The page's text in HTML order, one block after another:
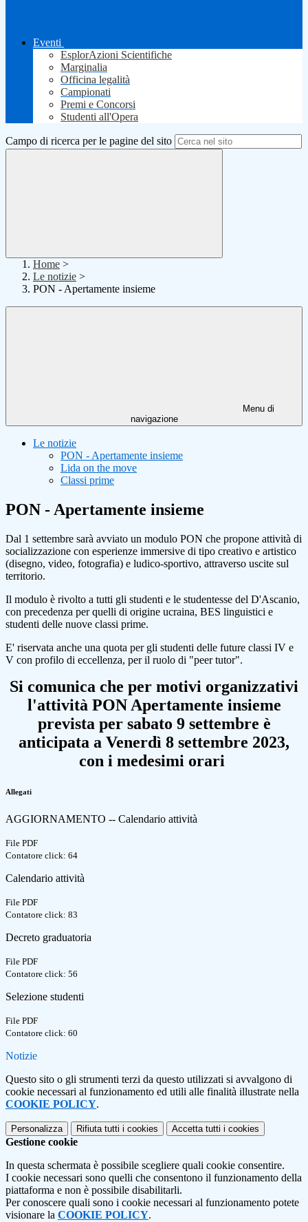
Eventi
EsplorAzioni Scientifiche
Marginalia
Officina legalità
Campionati
Premi e Concorsi
Studenti all'Opera
Campo di ricerca per le pagine del sito
Home >
Le notizie >
PON - Apertamente insieme
Menu di
navigazione
Le notizie
PON - Apertamente insieme
Lida on the move
Classi prime
PON - Apertamente insieme
Dal 1 settembre sarà avviato un modulo PON che propone attività di
socializzazione con esperienze immersive di tipo creativo e artistico
(disegno, video, fotografia) e ludico-sportivo, attraverso uscite sul
territorio.
Il modulo è rivolto a tutti gli studenti e le studentesse del D'Ascanio,
con precedenza per quelli di origine ucraina, BES linguistici e
studenti delle nuove classi prime.
E' riservata anche una quota per gli studenti delle future classi IV e
V con profilo di eccellenza, per il ruolo di "peer tutor".
Si comunica che per motivi organizzativi
l'attività PON Apertamente insieme
prevista per sabato 9 settembre è
anticipata a Venerdì 8 settembre 2023,
con i medesimi orari
Allegati
AGGIORNAMENTO -- Calendario attività
File PDF
Contatore click: 64
Calendario attività
File PDF
Contatore click: 83
Decreto graduatoria
File PDF
Contatore click: 56
Selezione studenti
File PDF
Contatore click: 60
Notizie
Questo sito o gli strumenti terzi da questo utilizzati si avvalgono di
cookie necessari al funzionamento ed utili alle finalità illustrate nella
COOKIE POLICY.
Personalizza Rifiuta tutti i cookies Accetta tutti i cookies
Gestione cookie
In questa schermata è possibile scegliere quali cookie consentire.
I cookie necessari sono quelli che consentono il funzionamento della
piattaforma e non è possibile disabilitarli.
Per conoscere quali sono i cookie necessari al funzionamento potete
visionare la COOKIE POLICY.